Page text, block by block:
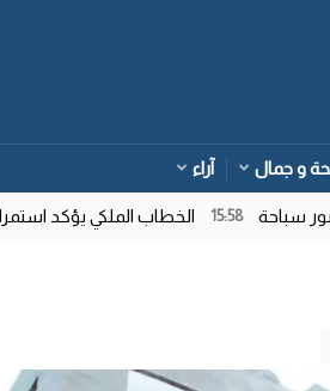
و جمال آراء
15:58 الخطاب الملكي يؤكد استمرار